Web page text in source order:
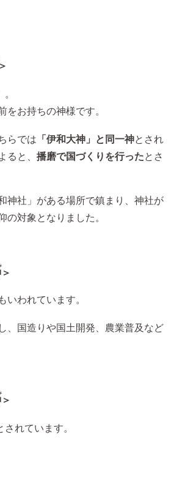
＞
。
をお持ちの神様です。
らでは 「伊和大神」と同一神とされ
ると、 播磨で国づくりを行ったとさ
神社」がある場所で鎮まり、神社が
の対象となりました。
＞
いわれています。
、国造りや国土開発、農業普及など
＞
されています。